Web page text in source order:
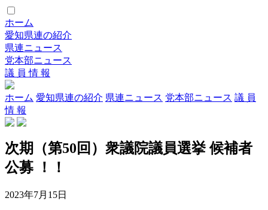
ホーム
愛知県連の紹介
県連ニュース
党本部ニュース
議 員 情 報
ホーム 愛知県連の紹介 県連ニュース 党本部ニュース 議 員
情 報
次期（第50回）衆議院議員選挙 候補者
公募 ！！
2023年7月15日